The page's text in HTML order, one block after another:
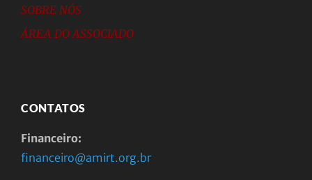
SOBRE NÓS
ÁREA DO ASSOCIADO
CONTATOS
Financeiro:
financeiro@amirt.org.br